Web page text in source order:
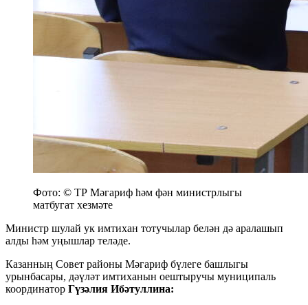
Фото: © ТР Мәгариф һәм фән министрлыгы
матбугат хезмәте
Министр шулай ук имтихан тотучылар белән дә аралашып
алды һәм уңышлар теләде.
Казанның Совет районы Мәгариф бүлеге башлыгы
урынбасары, дәүләт имтиханын оештыручы муниципаль
координатор Гүзәлия Ибәтуллина: